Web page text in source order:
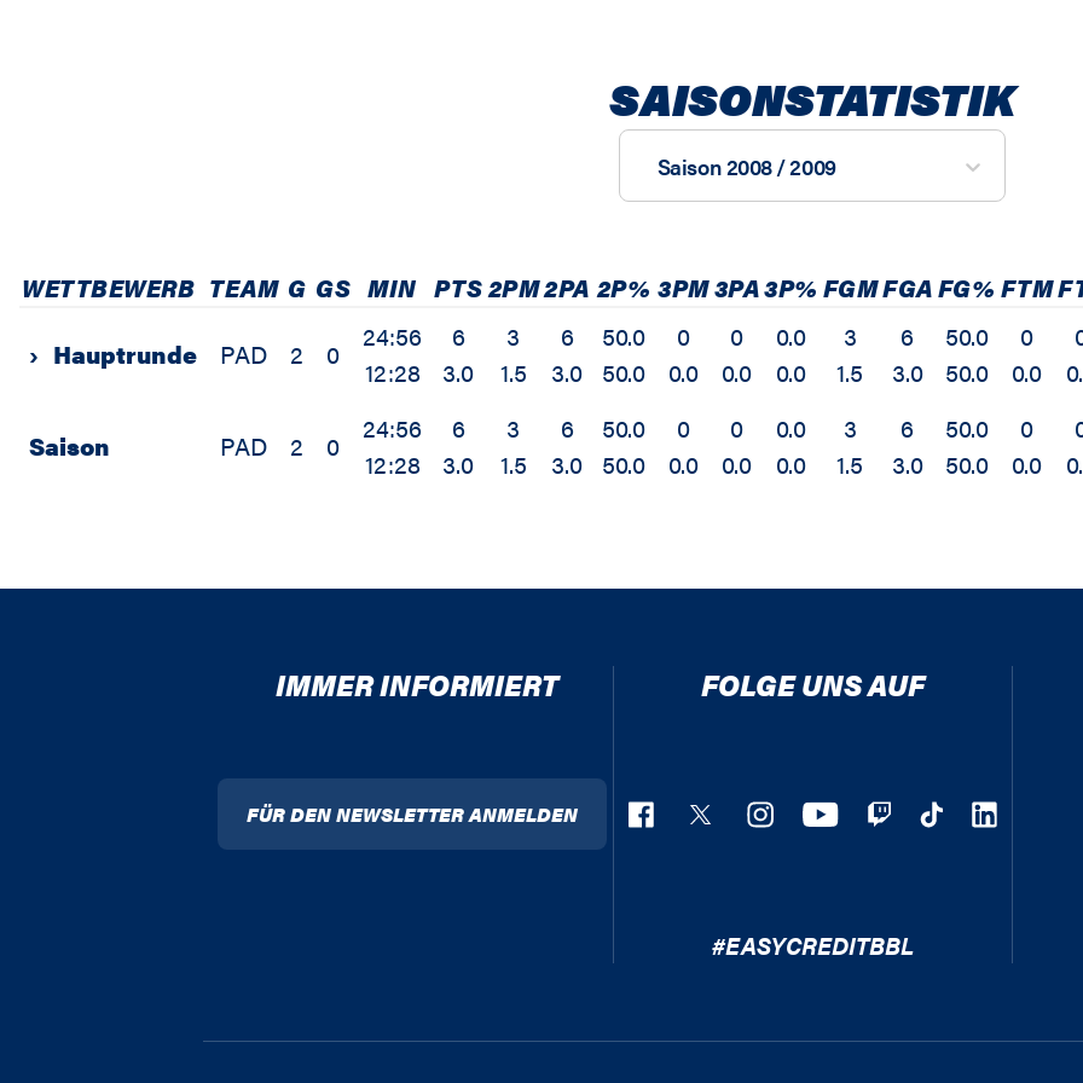
SAISONSTATISTIK
Saison 2008 / 2009
WETTBEWERB TEAM G GS MIN PTS2PM2PA 2P% 3PM3PA3P% FGMFGAFG% FTM
› Hauptrunde PAD 2 0
24:56
12:28
6
3.0
3
1.5
6
3.0
50.0
50.0
0
0.0
0
0.0
0.0
0.0
3
1.5
6
3.0
50.0
50.0
0
0.0
Saison PAD 2 0
24:56
12:28
6
3.0
3
1.5
6
3.0
50.0
50.0
0
0.0
0
0.0
0.0
0.0
3
1.5
6
3.0
50.0
50.0
0
0.0
IMMER INFORMIERT
FÜR DEN NEWSLETTER ANMELDEN
FOLGE UNS AUF
#EASYCREDITBBL